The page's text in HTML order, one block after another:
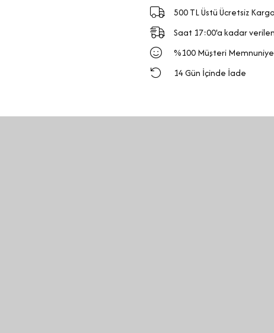
500 TL Üstü Ücretsiz
Saat 17:00'a kadar
%100 Müşteri
14 Gün İçinde İade